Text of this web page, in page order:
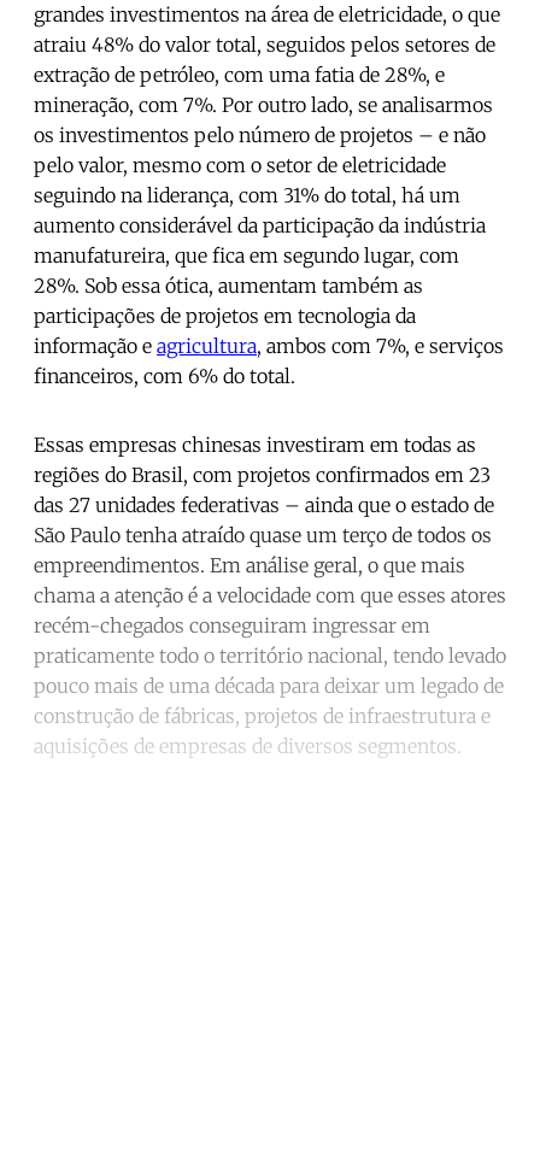
grandes investimentos na área de eletricidade, o que
atraiu 48% do valor total, seguidos pelos setores de
extração de petróleo, com uma fatia de 28%, e
mineração, com 7%. Por outro lado, se analisarmos
os investimentos pelo número de projetos – e não
pelo valor, mesmo com o setor de eletricidade
seguindo na liderança, com 31% do total, há um
aumento considerável da participação da indústria
manufatureira, que fica em segundo lugar, com
28%. Sob essa ótica, aumentam também as
participações de projetos em tecnologia da
informação e agricultura, ambos com 7%, e serviços
financeiros, com 6% do total.
Essas empresas chinesas investiram em todas as
regiões do Brasil, com projetos confirmados em 23
das 27 unidades federativas – ainda que o estado de
São Paulo tenha atraído quase um terço de todos os
empreendimentos. Em análise geral, o que mais
chama a atenção é a velocidade com que esses atores
recém-chegados conseguiram ingressar em
praticamente todo o território nacional, tendo levado
pouco mais de uma década para deixar um legado de
construção de fábricas, projetos de infraestrutura e
aquisições de empresas de diversos segmentos.